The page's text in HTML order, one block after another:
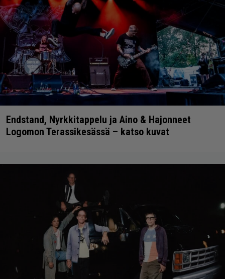
Endstand, Nyrkkitappelu ja Aino & Hajonneet
Logomon Terassikesässä – katso kuvat